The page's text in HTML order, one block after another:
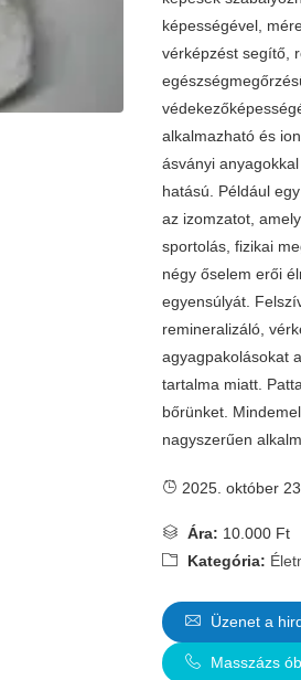
képességével,
vérképzést segítő,
alkalmazható és
ásványi
hatású. Például
az izomzatot,
sportolás, fizikai
négy őselem erői
egyensúlyát.
remineralizáló,
agyagpakolásokat
tartalma miatt.
bőrünket.
nagyszerűen
2025. október 23.
Ára: 10.000 Ft
Kategória:
Üzenet a
Masszázs